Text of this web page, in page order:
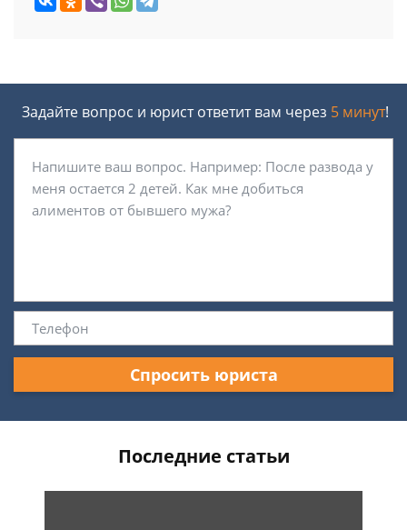
Задайте вопрос и юрист ответит вам через 5 минут!
Спросить юриста
Последние статьи